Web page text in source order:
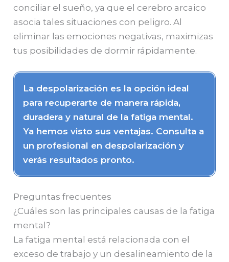
conciliar el sueño, ya que el cerebro arcaico
asocia tales situaciones con peligro. Al
eliminar las emociones negativas, maximizas
tus posibilidades de dormir rápidamente.
La despolarización es la opción ideal
para recuperarte de manera rápida,
duradera y natural de la fatiga mental.
Ya hemos visto sus ventajas. Consulta a
un profesional en despolarización y
verás resultados pronto.
Preguntas frecuentes
¿Cuáles son las principales causas de la fatiga
mental?
La fatiga mental está relacionada con el
exceso de trabajo y un desalineamiento de la